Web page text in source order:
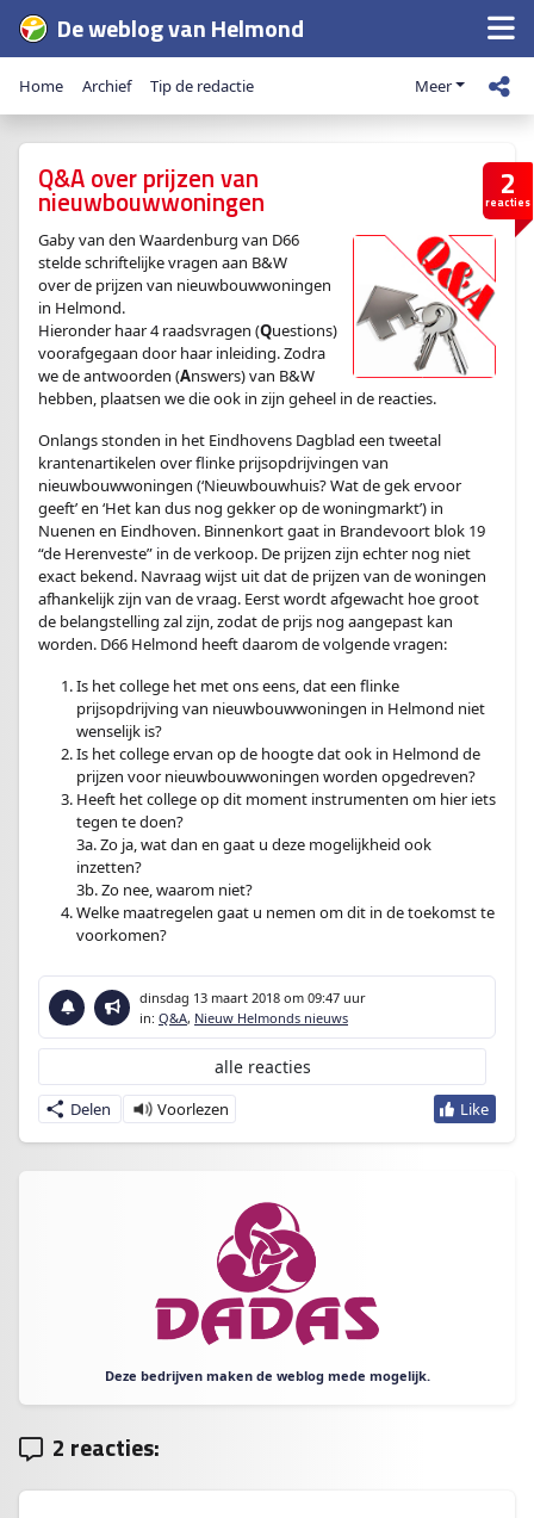
De weblog van Helmond
Home Archief Tip de redactie Meer
2
reacties
Q&A over prijzen van
nieuwbouwwoningen
Gaby van den Waardenburg van D66
stelde schriftelijke vragen aan B&W
over de prijzen van nieuwbouwwoningen
in Helmond.
Hieronder haar 4 raadsvragen (Questions)
voorafgegaan door haar inleiding. Zodra
we de antwoorden (Answers) van B&W
hebben, plaatsen we die ook in zijn geheel in de reacties.
Onlangs stonden in het Eindhovens Dagblad een tweetal
krantenartikelen over flinke prijsopdrijvingen van
nieuwbouwwoningen (‘Nieuwbouwhuis? Wat de gek ervoor
geeft’ en ‘Het kan dus nog gekker op de woningmarkt’) in
Nuenen en Eindhoven. Binnenkort gaat in Brandevoort blok 19
“de Herenveste” in de verkoop. De prijzen zijn echter nog niet
exact bekend. Navraag wijst uit dat de prijzen van de woningen
afhankelijk zijn van de vraag. Eerst wordt afgewacht hoe groot
de belangstelling zal zijn, zodat de prijs nog aangepast kan
worden. D66 Helmond heeft daarom de volgende vragen:
Is het college het met ons eens, dat een flinke
prijsopdrijving van nieuwbouwwoningen in Helmond niet
wenselijk is?
Is het college ervan op de hoogte dat ook in Helmond de
prijzen voor nieuwbouwwoningen worden opgedreven?
Heeft het college op dit moment instrumenten om hier iets
tegen te doen?
3a. Zo ja, wat dan en gaat u deze mogelijkheid ook
inzetten?
3b. Zo nee, waarom niet?
Welke maatregelen gaat u nemen om dit in de toekomst te
voorkomen?
dinsdag 13 maart 2018 om 09:47 uur
in: Q&A, Nieuw Helmonds nieuws
Delen
alle reacties
Deze bedrijven maken de weblog mede mogelijk.
2 reacties: